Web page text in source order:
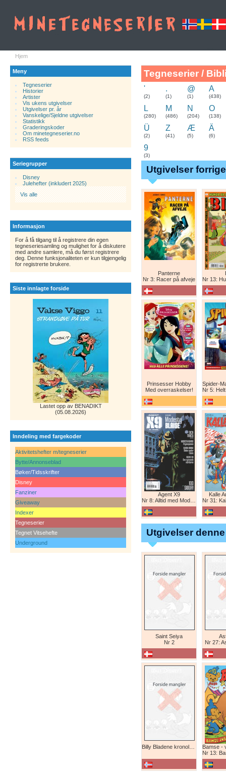
Hjem
Meny
Tegneserier
Historier.
Artister
Vis ukens utgivelser
Utgivelser pr. år
Vanskelige/Sjeldne utgivelser
Statistikk
Graderingskoder
Om minetegneserier.no
RSS feeds
Seriegrupper
Disney
Julehefter (inkludert 2025)
Vis alle
Informasjon
For å få tilgang til å registrere din egen
tegneseriesamling og mulighet for å diskutere
med andre samlere, må du først registrere
deg. Denne funksjonaliteten er kun tilgjengelig
for registrerte brukere.
Siste innlagte forside
Lastet opp av BENADIKT
(05.08.2026)
Inndeling med fargekoder
Aktivitetshefter m/tegneserier
Bytte/Annonseblad
Bøker/Tidsskrifter
Disney
Fanziner
Giveaway
Indexer
Tegneserier
Tegnet Vitsehefte
Underground
Tegneserier /
'
(2)
.
(1)
@
(1)
A
(438)
L
(280)
M
(486)
N
(204)
O
(138)
Ü
(2)
Z
(41)
Æ
(5)
Ä
(6)
9
(3)
Utgivelser
Panterne
Nr 3: Racer på afveje
Nr 13: Humor
Prinsesser Hobby
Med overraskelser!
Nr 5: Helt ny
Agent X9
Nr 8: Alltid med Modesty Blaise
Kalle
Nr 31:
Utgivelser
Saint Seiya
Nr 2
Nr 27:
Nr 13: Bamse-